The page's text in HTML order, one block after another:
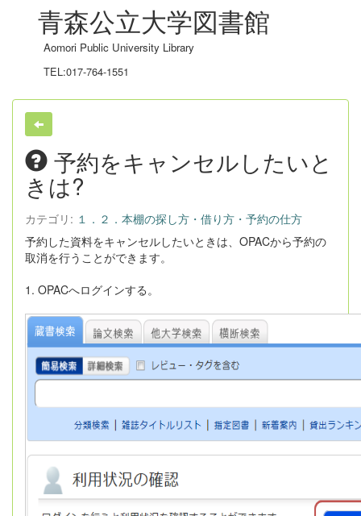
青森公立大学図書館
Aomori Public University Library
TEL:017-764-1551
予約をキャンセルしたいと
きは?
カテゴリ: １．２．本棚の探し方・借り方・予約の仕方
予約した資料をキャンセルしたいときは、OPACから予約の
取消を行うことができます。
1. OPACへログインする。